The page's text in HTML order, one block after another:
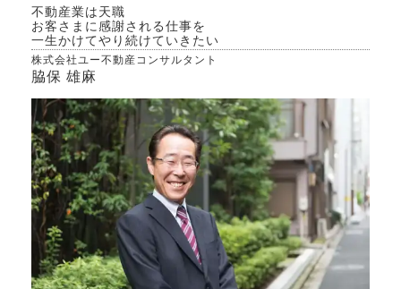
不動産業は天職
お客さまに感謝される仕事を
一生かけてやり続けていきたい
株式会社ユー不動産コンサルタント
脇保 雄麻